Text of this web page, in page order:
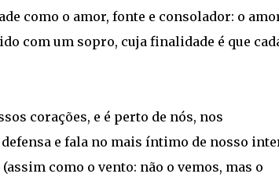
como o amor, fonte e consolador: o
com um sopro, cuja finalidade é que
corações, e é perto de nós, nos
e fala no mais íntimo de nosso
como o vento: não o vemos, mas o